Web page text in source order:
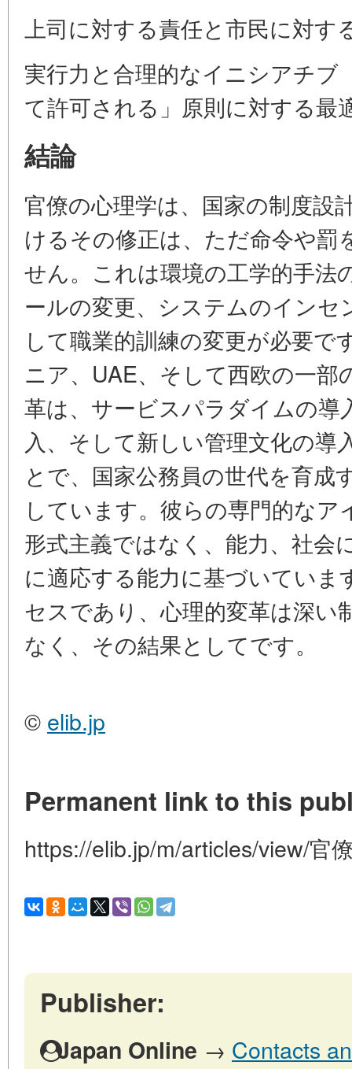
上司に対する責任と市民に対す
実行力と合理的なイニシアチブ
て許可される」原則に対する最
結論
官僚の心理学は、国家の制度設
けるその修正は、ただ命令や
せん。これは環境の工学的手法
ールの変更、システムのイン
して職業的訓練の変更が必要
ニア、UAE、そして西欧の一
革は、サービスパラダイムの導
入、そして新しい管理文化の導
とで、国家公務員の世代を育
しています。彼らの専門的な
形式主義ではなく、能力、社会
に適応する能力に基づいてい
セスであり、心理的変革は深い
なく、その結果としてです。
© elib.jp
Permanent link to this
https://elib.jp/m/articles/view/官
Publisher:
Japan Online → Contacts